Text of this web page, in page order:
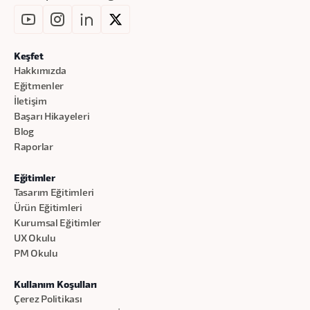
Keşfet
Hakkımızda
Eğitmenler
İletişim
Başarı Hikayeleri
Blog
Raporlar
Eğitimler
Tasarım Eğitimleri
Ürün Eğitimleri
Kurumsal Eğitimler
UX Okulu
PM Okulu
Kullanım Koşulları
Çerez Politikası